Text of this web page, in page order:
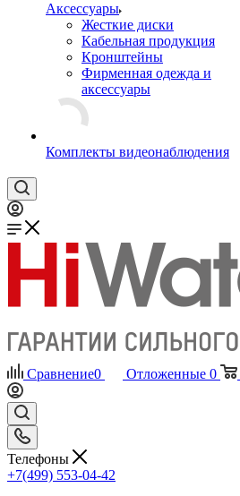
Аксессуары
Жесткие диски
Кабельная продукция
Кронштейны
Фирменная одежда и
аксессуары
Комплекты видеонаблюдения
Сравнение0 Отложенные 0
Телефоны
+7(499) 553-04-42